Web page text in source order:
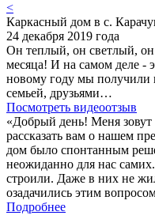
<
Каркасный дом в с.
24 декабря 2019 года
Он теплый, он светлый,
месяца! И на самом деле -
новому году мы получили
семьей, друзьями…
Посмотреть видеоотзыв
«Добрый день! Меня зовут
рассказать вам о нашем
дом было спонтанным
неожиданно для нас
строили. Даже в них не
озадачились этим
Подробнее